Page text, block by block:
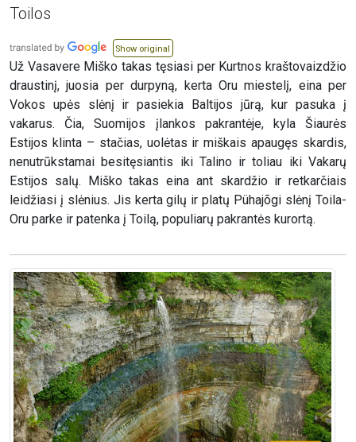
Toilos
Show original
Už Vasavere Miško takas tęsiasi per Kurtnos kraštovaizdžio
draustinį, juosia per durpyną, kerta Oru miestelį, eina per
Vokos upės slėnį ir pasiekia Baltijos jūrą, kur pasuka į
vakarus. Čia, Suomijos įlankos pakrantėje, kyla Šiaurės
Estijos klinta – stačias, uolėtas ir miškais apaugęs skardis,
nenutrūkstamai besitęsiantis iki Talino ir toliau iki Vakarų
Estijos salų. Miško takas eina ant skardžio ir retkarčiais
leidžiasi į slėnius. Jis kerta gilų ir platų Pühajõgi slėnį Toila-
Oru parke ir patenka į Toilą, populiarų pakrantės kurortą.